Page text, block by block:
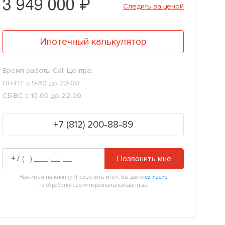
3 949 000 ₽ Следить за ценой
Ипотечный калькулятор
Время работы Call Центра:
ПН-ПТ с 9-30 до 22-00
СБ-ВС с 10-00 до 22-00
+7 (812) 200-88-89
Позвонить мне
Нажимая на кнопку «Позвонить мне», Вы даете согласие
на обработку своих персональных данных.